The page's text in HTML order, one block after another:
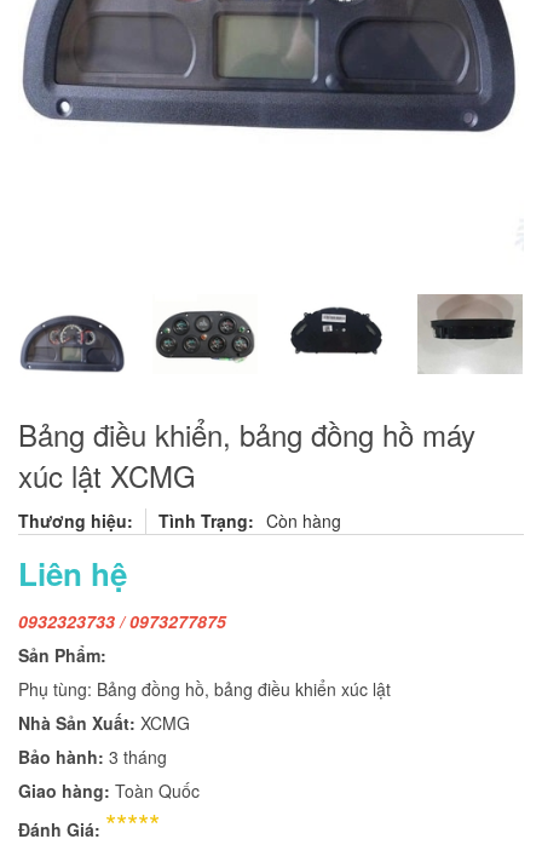
Bảng điều khiển, bảng đồng hồ máy
xúc lật XCMG
Thương hiệu: Tình Trạng: Còn hàng
Liên hệ
0932323733 / 0973277875
Sản Phẩm:
Phụ tùng: Bảng đồng hồ, bảng điều khiển xúc lật
Nhà Sản Xuất: XCMG
Bảo hành: 3 tháng
Giao hàng: Toàn Quốc
Đánh Giá: *****